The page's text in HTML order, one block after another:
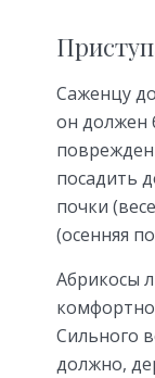
Саженцу
он должен
посадить
почки
(осенняя
Абрикосы
комфортно
Сильного
должно,